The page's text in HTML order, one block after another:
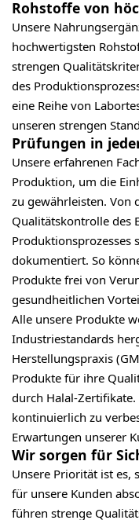
Rohstoffe von
Unsere
hochwertigsten
strengen
des
eine Reihe von
unseren strengen
Prüfungen in
Unsere erfahrenen
Produktion, um die
zu gewährleisten. Von
Qualitätskontrolle des
Produktionsprozesses
dokumentiert. So
Produkte frei von
gesundheitlichen
Alle unsere Produkte
Industriestandards
Herstellungspraxis
Produkte für ihre
durch Halal-Zertifikate.
kontinuierlich zu
Erwartungen unserer
Wir sorgen für
Unsere Priorität ist es,
für unsere Kunden
führen strenge